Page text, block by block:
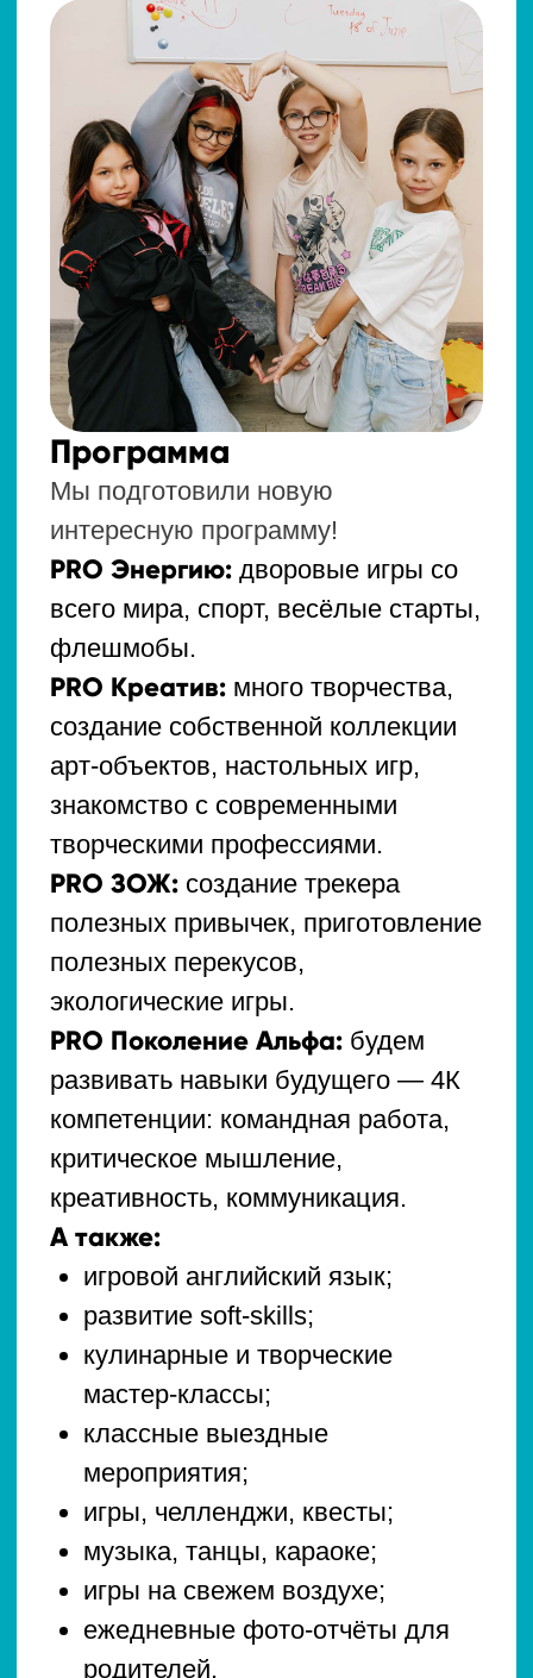
творческими профессиями.
создание трекера
полезных привычек, приготовление
полезных перекусов,
экологические игры.
PRO Поколение Альфа:
будем
развивать навыки будущего — 4К
компетенции: командная работа,
критическое мышление,
креативность, коммуникация.
А также:
игровой английский язык;
развитие soft-skills;
кулинарные и творческие
мастер-классы;
классные выездные
мероприятия;
игры, челленджи, квесты;
музыка, танцы, караоке;
игры на свежем воздухе;
ежедневные фото-отчёты для
родителей.
Даты смен:
1 смена: 1—19 июня
2 смена: 22 июня — 10 июля
3 смена: 13—31 июля
4 смена: 3—21 августа
ЦЕНЫ И СКИДКИ